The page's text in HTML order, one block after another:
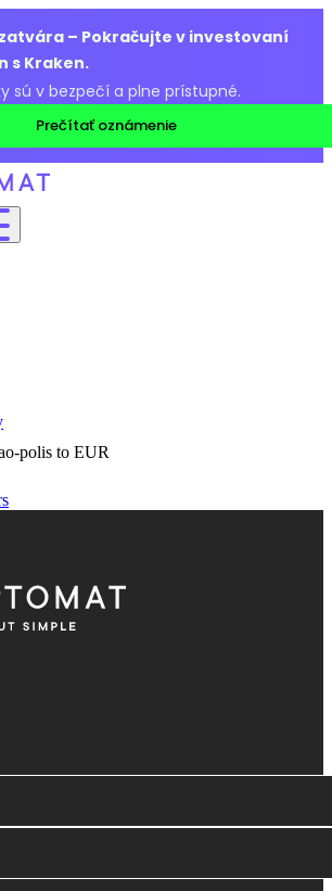
– Pokračujte v investovaní
s Kraken.
sú v bezpečí a plne prístupné.
Prečítať oznámenie
polis to EUR